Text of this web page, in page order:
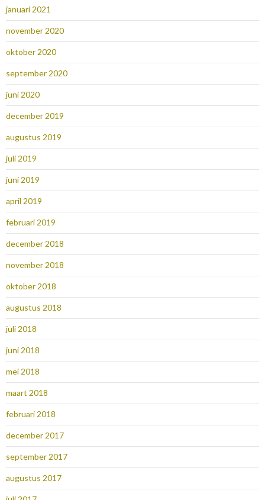
januari 2021
november 2020
oktober 2020
september 2020
juni 2020
december 2019
augustus 2019
juli 2019
juni 2019
april 2019
februari 2019
december 2018
november 2018
oktober 2018
augustus 2018
juli 2018
juni 2018
mei 2018
maart 2018
februari 2018
december 2017
september 2017
augustus 2017